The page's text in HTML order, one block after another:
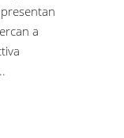
a